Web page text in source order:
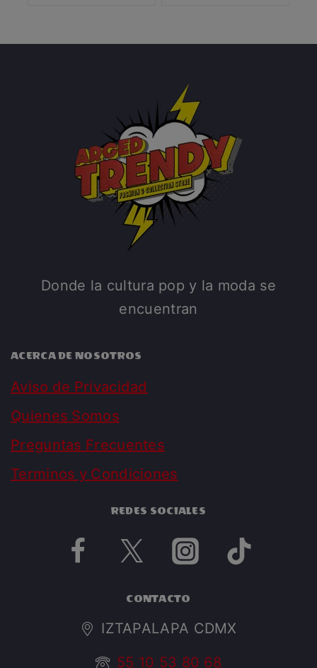
Donde la cultura pop y la moda se
encuentran
ACERCA DE NOSOTROS
Aviso de Privacidad
Quienes Somos
Preguntas Frecuentes
Terminos y Condiciones
REDES SOCIALES
CONTACTO
IZTAPALAPA CDMX
55 10 53 80 68